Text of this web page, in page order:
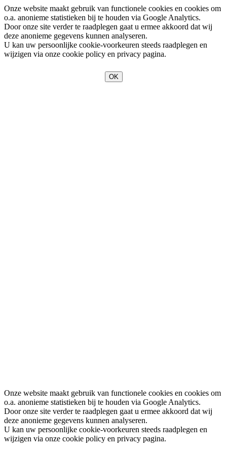
Onze website maakt gebruik van functionele cookies en cookies om
o.a. anonieme statistieken bij te houden via Google Analytics.
Door onze site verder te raadplegen gaat u ermee akkoord dat wij
deze anonieme gegevens kunnen analyseren.
U kan uw persoonlijke cookie-voorkeuren steeds raadplegen en
wijzigen via onze cookie policy en privacy pagina.
OK
Onze website maakt gebruik van functionele cookies en cookies om
o.a. anonieme statistieken bij te houden via Google Analytics.
Door onze site verder te raadplegen gaat u ermee akkoord dat wij
deze anonieme gegevens kunnen analyseren.
U kan uw persoonlijke cookie-voorkeuren steeds raadplegen en
wijzigen via onze cookie policy en privacy pagina.